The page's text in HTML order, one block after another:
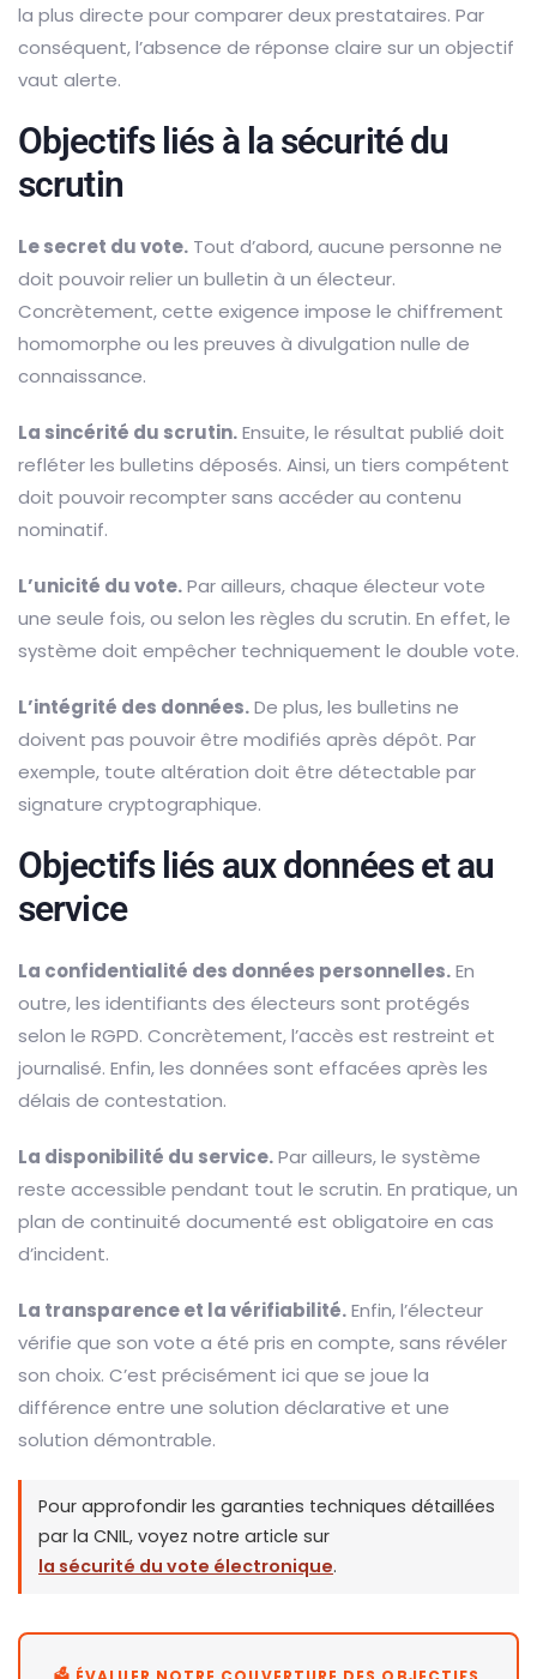
la plus directe pour comparer deux prestataires. Par
conséquent, l’absence de réponse claire sur un objectif
vaut alerte.
Objectifs liés à la sécurité du
scrutin
Le secret du vote. Tout d’abord, aucune personne ne
doit pouvoir relier un bulletin à un électeur.
Concrètement, cette exigence impose le chiffrement
homomorphe ou les preuves à divulgation nulle de
connaissance.
La sincérité du scrutin.Ensuite, le résultat publié doit
refléter les bulletins déposés. Ainsi, un tiers compétent
doit pouvoir recompter sans accéder au contenu
nominatif.
L’unicité du vote.Par ailleurs, chaque électeur vote
une seule fois, ou selon les règles du scrutin. En effet, le
système doit empêcher techniquement le double vote.
L’intégrité des données.De plus, les bulletins ne
doivent pas pouvoir être modifiés après dépôt. Par
exemple, toute altération doit être détectable par
signature cryptographique.
Objectifs liés aux données et au
service
La confidentialité des données personnelles.En
outre, les identifiants des électeurs sont protégés
selon le RGPD. Concrètement, l’accès est restreint et
journalisé. Enfin, les données sont effacées après les
délais de contestation.
La disponibilité du service.Par ailleurs, le système
reste accessible pendant tout le scrutin. En pratique, un
plan de continuité documenté est obligatoire en cas
d’incident.
La transparence et la vérifiabilité.Enfin, l’électeur
vérifie que son vote a été pris en compte, sans révéler
son choix. C’est précisément ici que se joue la
différence entre une solution déclarative et une
solution démontrable.
Pour approfondir les garanties techniques détaillées
par la CNIL, voyez notre article sur
la sécurité du vote électronique.